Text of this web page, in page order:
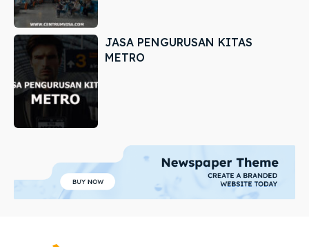
JASA PENGURUSAN KITAS
METRO